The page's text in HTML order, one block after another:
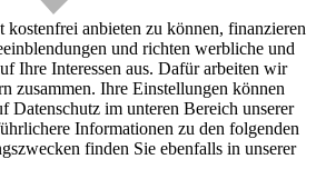
anbieten zu können, finanzieren
und richten werbliche und
Ihre Interessen aus. Dafür arbeiten wir
zusammen. Ihre Einstellungen können
Datenschutz im unteren Bereich unserer
Informationen zu den folgenden
finden Sie ebenfalls in unserer